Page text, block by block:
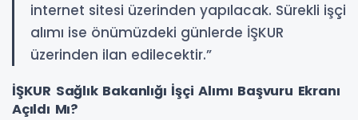
internet sitesi üzerinden yapılacak. Sürekli işçi
alımı ise önümüzdeki günlerde İŞKUR
üzerinden ilan edilecektir.”
İŞKUR Sağlık Bakanlığı İşçi Alımı Başvuru Ekranı
Açıldı Mı?